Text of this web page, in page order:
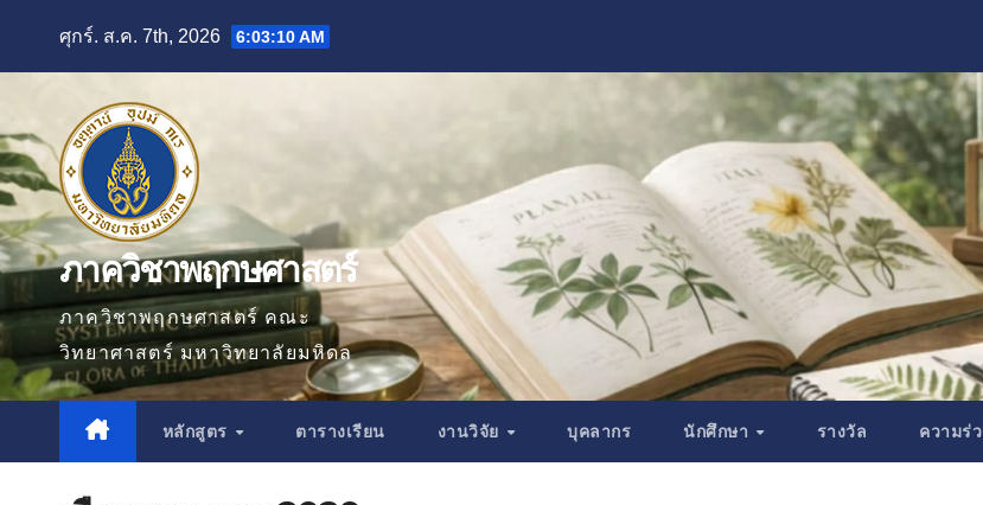
ศุกร์. ส.ค. 7th, 2026 6:03:11 AM
ภาควิชาพฤกษศาสตร์
ภาควิชาพฤกษศาสตร์ คณะ
วิทยาศาสตร์ มหาวิทยาลัยมหิดล
หลักสูตร ตารางเรียน งานวิจัย บุคลากร นักศึกษา รางวัล ความร่